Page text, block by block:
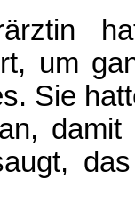
um
Sie